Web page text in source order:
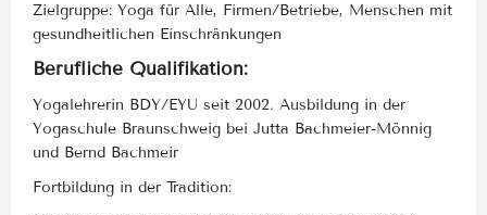
Zielgruppe: Yoga für Alle, Firmen/Betriebe, Menschen mit
gesundheitlichen Einschränkungen
Berufliche Qualifikation:
Yogalehrerin BDY/EYU seit 2002. Ausbildung in der
Yogaschule Braunschweig bei Jutta Bachmeier-Mönnig
und Bernd Bachmeir
Fortbildung in der Tradition: